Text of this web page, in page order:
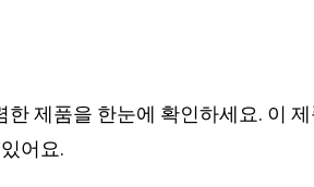
제품을 한눈에 확인하세요. 이
어요.